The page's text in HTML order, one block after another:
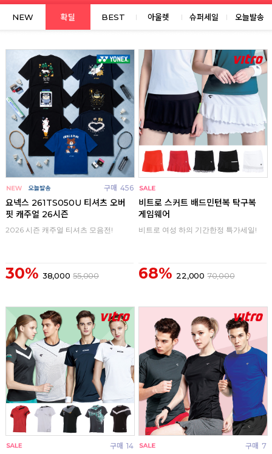
NEW 확딜 BEST 아울렛 슈퍼세일 오늘발송
구매 456
요넥스 261TS050U 티셔츠 오버
핏 캐주얼 26시즌
2026 시즌 캐주얼 티셔츠 모음전!
30% 38,000 55,000
비트로 스커트 배드민턴복 탁구복
게임웨어
비트로 여성 하의 기간한정 특가세일!
68% 22,000 70,000
구매 14 구매 7